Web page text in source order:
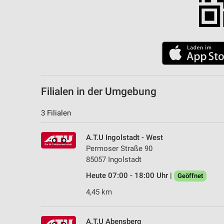
Filialen in der Umgebung
3 Filialen
A.T.U Ingolstadt - West
Permoser Straße 90
85057 Ingolstadt
Heute 07:00 - 18:00 Uhr |
Geöffnet
4,45 km
A.T.U Abensberg